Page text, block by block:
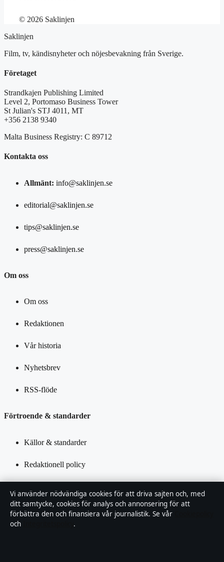
© 2026 Saklinjen
Saklinjen
Film, tv, kändisnyheter och nöjesbevakning från Sverige.
Företaget
Strandkajen Publishing Limited
Level 2, Portomaso Business Tower
St Julian's STJ 4011, MT
+356 2138 9340
Malta Business Registry: C 89712
Kontakta oss
Allmänt: info@saklinjen.se
editorial@saklinjen.se
tips@saklinjen.se
press@saklinjen.se
Om oss
Om oss
Redaktionen
Vår historia
Nyhetsbrev
RSS-flöde
Förtroende & standarder
Källor & standarder
Redaktionell policy
Tillgänglighetsredogörelse
Vi använder nödvändiga cookies för att driva sajten och, med
ditt samtycke, cookies för analys och annonsering för att
förbättra den och finansiera vår journalistik. Se vår
och
.